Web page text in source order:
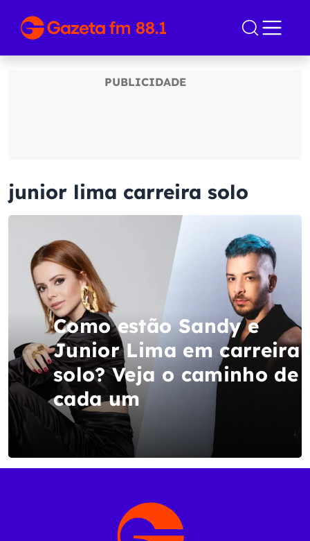
junior lima carreira solo
Como estão Sandy e
Junior Lima em carreira
solo? Veja o caminho de
cada um